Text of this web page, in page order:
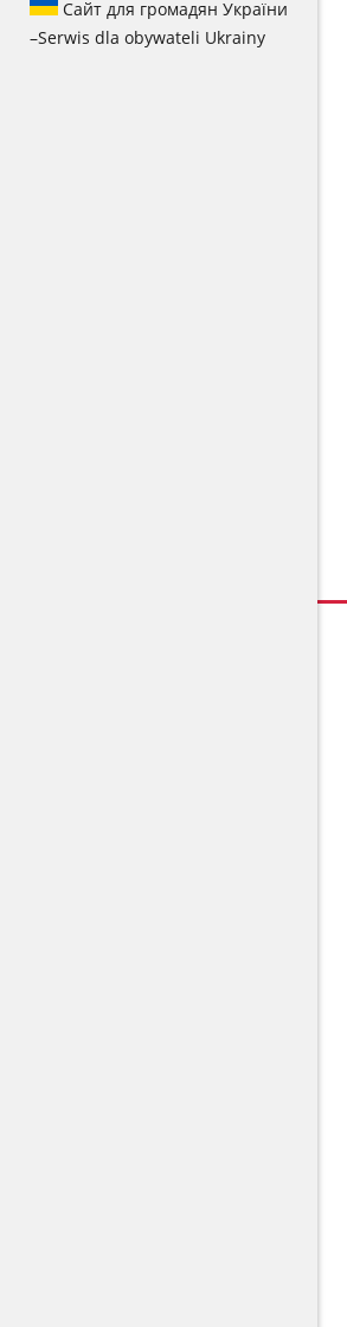
Сайт для громадян України
–Serwis dla obywateli Ukrainy